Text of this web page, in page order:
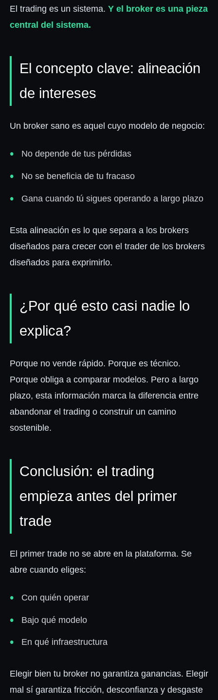
El trading es un sistema. Y el broker es una pieza
central del sistema.
El concepto clave: alineación
de intereses
Un broker sano es aquel cuyo modelo de negocio:
No depende de tus pérdidas
No se beneficia de tu fracaso
Gana cuando tú sigues operando a largo plazo
Esta alineación es lo que separa a los brokers
diseñados para crecer con el trader de los brokers
diseñados para exprimirlo.
¿Por qué esto casi nadie lo
explica?
Porque no vende rápido. Porque es técnico.
Porque obliga a comparar modelos. Pero a largo
plazo, esta información marca la diferencia entre
abandonar el trading o construir un camino
sostenible.
Conclusión: el trading
empieza antes del primer
trade
El primer trade no se abre en la plataforma. Se
abre cuando eliges:
Con quién operar
Bajo qué modelo
En qué infraestructura
Elegir bien tu broker no garantiza ganancias. Elegir
mal sí garantiza fricción, desconfianza y desgaste